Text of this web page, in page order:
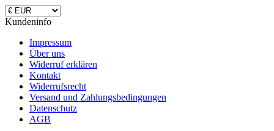
Kundeninfo
Impressum
Über uns
Widerruf erklären
Kontakt
Widerrufsrecht
Versand und Zahlungsbedingungen
Datenschutz
AGB